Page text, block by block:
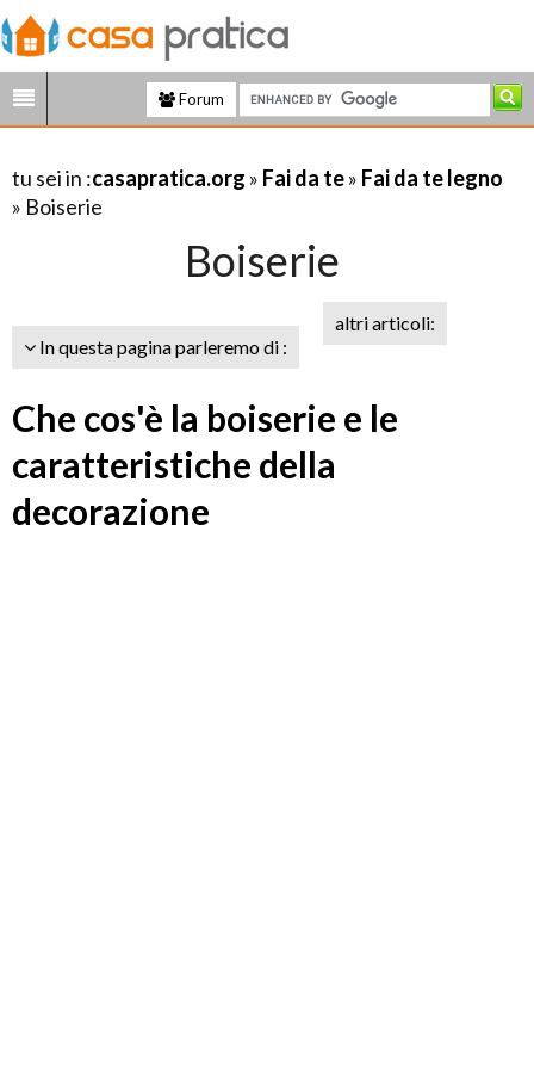
Forum
tu sei in :casapratica.org » Fai da te» Fai da te legno
» Boiserie
Boiserie
In questa pagina parleremo di :
altri articoli:
Che cos'è la boiserie e le
caratteristiche della
decorazione